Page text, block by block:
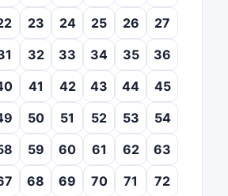
23 24 25 26
27
32 33 34 35
36
41 42 43 44
45
50 51 52 53
54
59 60 61 62
63
68 69 70 71 72